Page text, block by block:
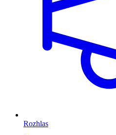
Rozhlas